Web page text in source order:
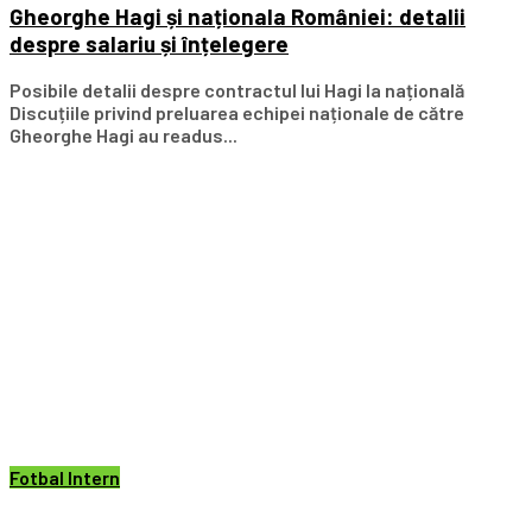
Gheorghe Hagi și naționala României: detalii
despre salariu și înțelegere
Posibile detalii despre contractul lui Hagi la națională
Discuțiile privind preluarea echipei naționale de către
Gheorghe Hagi au readus...
Fotbal Intern